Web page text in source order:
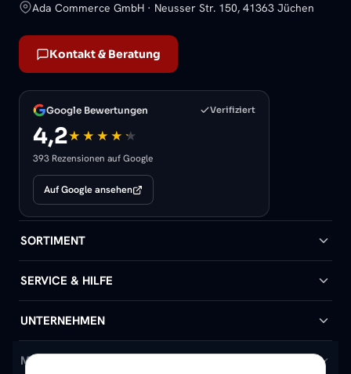
Ada Commerce GmbH · Neusser Str. 150, 41363 Jüchen
Kontakt & Beratung
Google Bewertungen Verifiziert
4,2
393 Rezensionen auf Google
Auf Google ansehen
SORTIMENT
Badheizkörper
Handtuchheizkörper
Design-Heizkörper
SERVICE & HILFE
Hilfe & Kontakt
Versand & Lieferung
UNTERNEHMEN
Wir über uns
MEIN KONTO